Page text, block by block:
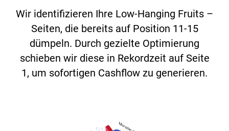
Wir identifizieren Ihre Low-Hanging Fruits –
Seiten, die bereits auf Position 11-15
dümpeln. Durch gezielte Optimierung
schieben wir diese in Rekordzeit auf Seite
1, um sofortigen Cashflow zu generieren.